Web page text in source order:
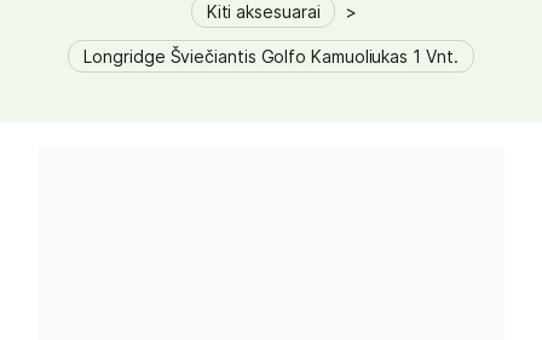
Kiti aksesuarai >
Longridge Šviečiantis Golfo Kamuoliukas 1 Vnt.